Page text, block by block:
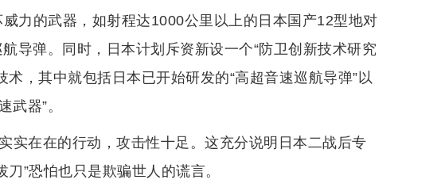
力的武器，如射程达1000公里以上的日本国产12型地对
导弹。同时，日本计划斥资新设一个“防卫创新技术研究
，其中就包括日本已开始研发的“高超音速巡航导弹”以
武器”。
实在在的行动，攻击性十足。这充分说明日本二战后专
”恐怕也只是欺骗世人的谎言。